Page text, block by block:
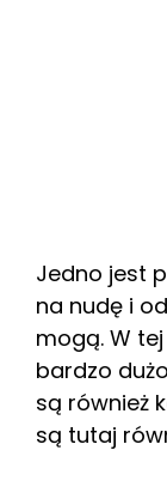
Jedno jest
na nudę i
mogą. W
bardzo
są również
są tutaj